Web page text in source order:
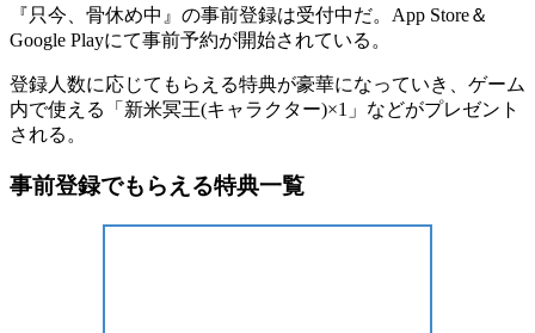
『只今、骨休め中』の事前登録は受付中だ。App Store＆
Google Playにて事前予約が開始されている。
登録人数に応じてもらえる特典が豪華になっていき、ゲーム
内で使える「新米冥王(キャラクター)×1」などがプレゼント
される。
事前登録でもらえる特典一覧